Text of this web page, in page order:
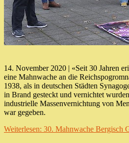
14. November 2020 | «Seit 30 Jahren
eine Mahnwache an die
1938, als in deutschen Städten
in Brand gesteckt und vernichtet
industrielle Massenvernichtung von
war gegeben.
Weiterlesen: 30. Mahnwache Bergisch